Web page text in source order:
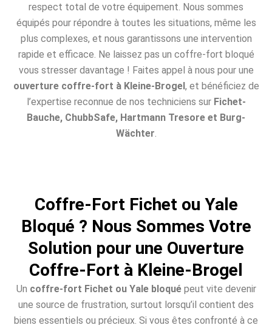
respect total de votre équipement. Nous sommes
équipés pour répondre à toutes les situations, même les
plus complexes, et nous garantissons une intervention
rapide et efficace. Ne laissez pas un coffre-fort bloqué
vous stresser davantage ! Faites appel à nous pour une
ouverture coffre-fort à Kleine-Brogel , et bénéficiez de
l’expertise reconnue de nos techniciens sur Fichet-
Bauche, ChubbSafe, Hartmann Tresore et Burg-
Wächter.
Coffre-Fort Fichet ou Yale
Bloqué ? Nous Sommes Votre
Solution pour une Ouverture
Coffre-Fort à Kleine-Brogel
Un coffre-fort Fichet ou Yale bloquépeut vite devenir
une source de frustration, surtout lorsqu’il contient des
biens essentiels ou précieux. Si vous êtes confronté à ce